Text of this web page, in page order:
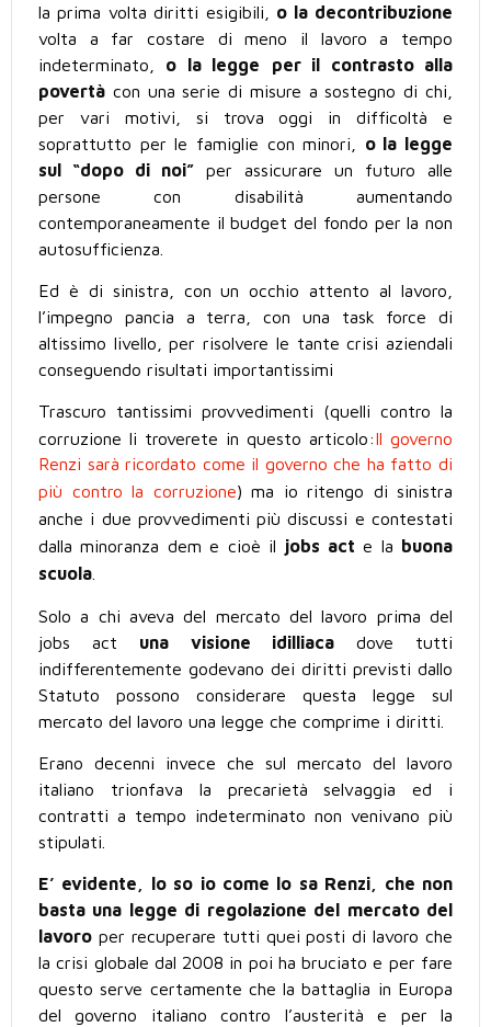
la prima volta diritti esigibili, o la decontribuzione
volta a far costare di meno il lavoro a tempo
indeterminato, o la legge
per il contrasto alla
povertà con una serie di misure a sostegno di chi,
per vari motivi, si trova oggi in difficoltà e
soprattutto per le famiglie con minori, o la legge
sul “dopo di noi” per assicurare un futuro alle
persone con disabilità aumentando
contemporaneamente il budget del fondo per la non
autosufficienza.
Ed è di sinistra, con un occhio attento al lavoro,
l’impegno pancia a terra, con una task force di
altissimo livello, per risolvere le tante crisi aziendali
conseguendo risultati importantissimi
Trascuro tantissimi provvedimenti (quelli contro la
corruzione li troverete in questo articolo:Il governo
Renzi sarà ricordato come il governo che ha fatto di
più contro la corruzione) ma io ritengo di sinistra
anche i due provvedimenti più discussi e contestati
dalla minoranza dem e cioè il jobs act e la buona
scuola
Solo a chi aveva del mercato del lavoro prima del
jobs act una visione idilliacadove tutti
indifferentemente godevano dei diritti previsti dallo
Statuto possono considerare questa legge sul
mercato del lavoro una legge che comprime i diritti.
Erano decenni invece che sul mercato del lavoro
italiano trionfava la precarietà selvaggia ed i
contratti a tempo indeterminato non venivano più
stipulati.
E’ evidente, lo so io come lo sa Renzi, che non
basta una legge di regolazione del mercato del
lavoro per recuperare tutti quei posti di lavoro che
la crisi globale dal 2008 in poi ha bruciato e per fare
questo serve certamente che la battaglia in Europa
del governo italiano contro l’austerità e per la